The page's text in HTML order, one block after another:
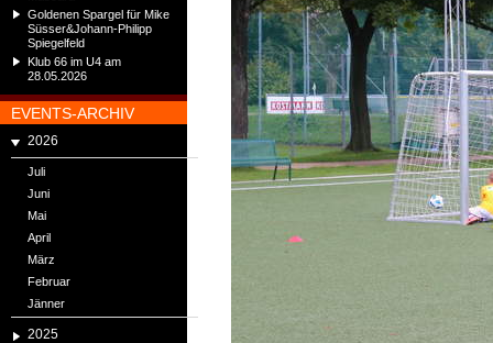
Goldenen Spargel für Mike
Süsser&Johann-Philipp
Spiegelfeld
Klub 66 im U4 am
28.05.2026
EVENTS-ARCHIV
2026
Juli
Juni
Mai
April
März
Februar
Jänner
2025